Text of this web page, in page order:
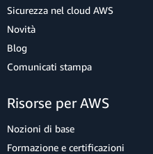
Sicurezza nel cloud AWS
Novità
Blog
Comunicati stampa
Risorse per AWS
Nozioni di base
Formazione e certificazioni